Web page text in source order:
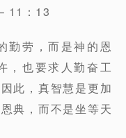
11：13
勤劳，而是神的恩
，也要求人勤奋工
此，真智慧是更加
典，而不是坐等天